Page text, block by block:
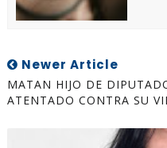
Newer Article
MATAN HIJO DE
ATENTADO CONTRA SU